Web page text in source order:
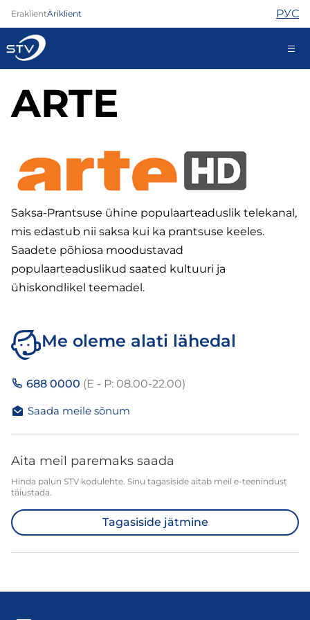
EraklientÄriklient РУС
kontakt@stv.ee
Internet
TV
Telefon
Turvateenused
Abi
Kontaktid
Uudised
ARTE
Saksa-Prantsuse ühine populaarteaduslik telekanal,
mis edastub nii saksa kui ka prantsuse keeles.
Saadete põhiosa moodustavad
populaarteaduslikud saated kultuuri ja
ühiskondlikel teemadel.
Me oleme alati lähedal
688 0000 (E - P: 08.00-22.00)
Saada meile sõnum
Aita meil paremaks saada
Hinda palun STV kodulehte. Sinu tagasiside aitab meil e-teenindust
täiustada.
Tagasiside jätmine